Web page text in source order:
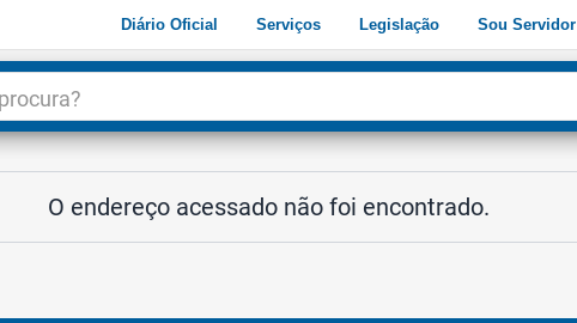
Diário Oficial Serviços Legislação Sou Servidor
O endereço acessado não foi encontrado.